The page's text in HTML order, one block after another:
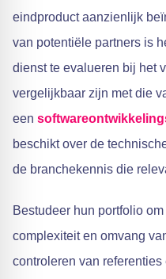
eindproduct aanzienlijk
van potentiële partners is
dienst te evalueren bij het
vergelijkbaar zijn met die
een
beschikt over de
de branchekennis die
Bestudeer hun portfolio
complexiteit en omvang
controleren van